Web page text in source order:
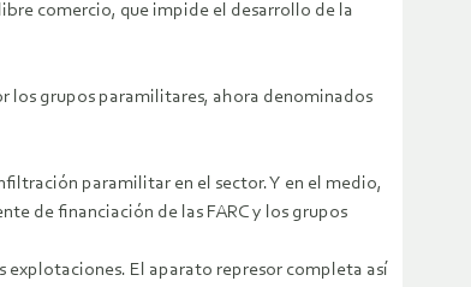
comercio, que impide el desarrollo de la
los grupos paramilitares, ahora denominados
paramilitar en el sector. Y en el medio,
de financiación de las FARC y los grupos
El aparato represor completa así